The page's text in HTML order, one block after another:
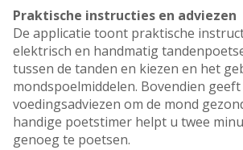
Praktische instructies en adviezen
De applicatie toont praktische
elektrisch en handmatig
tussen de tanden en kiezen en het
mondspoelmiddelen. Bovendien
voedingsadviezen om de mond
handige poetstimer helpt u twee
genoeg te poetsen.